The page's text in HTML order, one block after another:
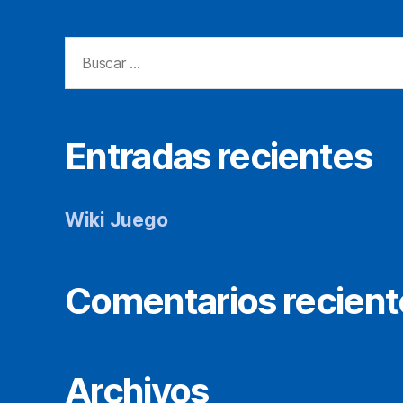
Entradas recientes
Wiki Juego
Comentarios
Archivos